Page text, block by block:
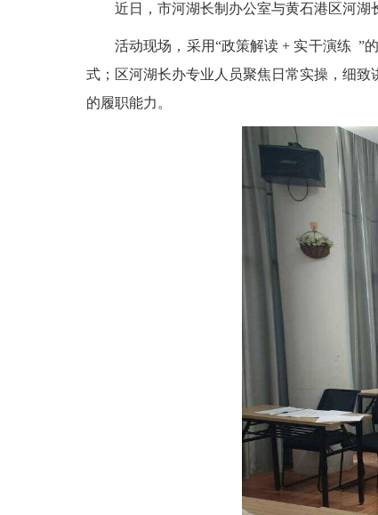
近日，市河湖长制办公室与黄石港区河湖
活动现场，采用“政策解读 + 实干演练 ”
式；区河湖长办专业人员聚焦日常实操，细
的履职能力。